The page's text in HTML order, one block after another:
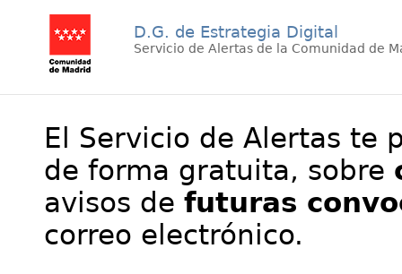
D.G. de Estrategia Digital
Servicio de Alertas de la Comunidad de
El Servicio de Alertas te
de forma gratuita, sobre
avisos de futuras
correo electrónico.